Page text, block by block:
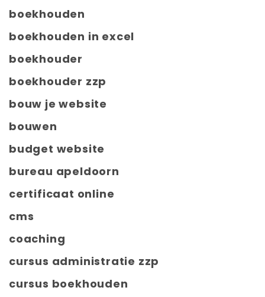
boekhouden
boekhouden in excel
boekhouder
boekhouder zzp
bouw je website
bouwen
budget website
bureau apeldoorn
certificaat online
cms
coaching
cursus administratie zzp
cursus boekhouden